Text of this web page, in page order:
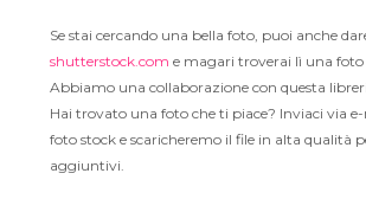
Se stai cercando una bella foto, puoi anche
shutterstock.com e magari troverai lì una
Abbiamo una collaborazione con questa
Hai trovato una foto che ti piace? Inviaci via e-
foto stock e scaricheremo il file in alta qualità
aggiuntivi.